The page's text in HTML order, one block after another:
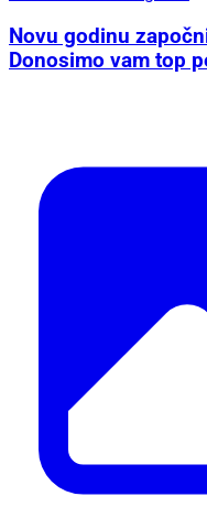
Novu godinu
Donosimo vam top